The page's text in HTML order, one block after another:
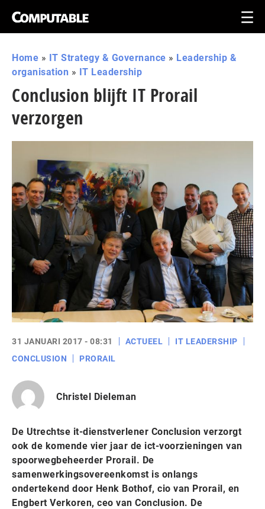
Home » IT Strategy & Governance » Leadership &
organisation » IT Leadership
Conclusion blijft IT Prorail
verzorgen
31 JANUARI 2017 - 08:31 ACTUEEL
IT LEADERSHIP
CONCLUSION
PRORAIL
Christel Dieleman
De Utrechtse it-dienstverlener Conclusion verzorgt
ook de komende vier jaar de ict-voorzieningen van
spoorwegbeheerder Prorail. De
samenwerkingsovereenkomst is onlangs
ondertekend door Henk Bothof, cio van Prorail, en
Engbert Verkoren, ceo van Conclusion. De